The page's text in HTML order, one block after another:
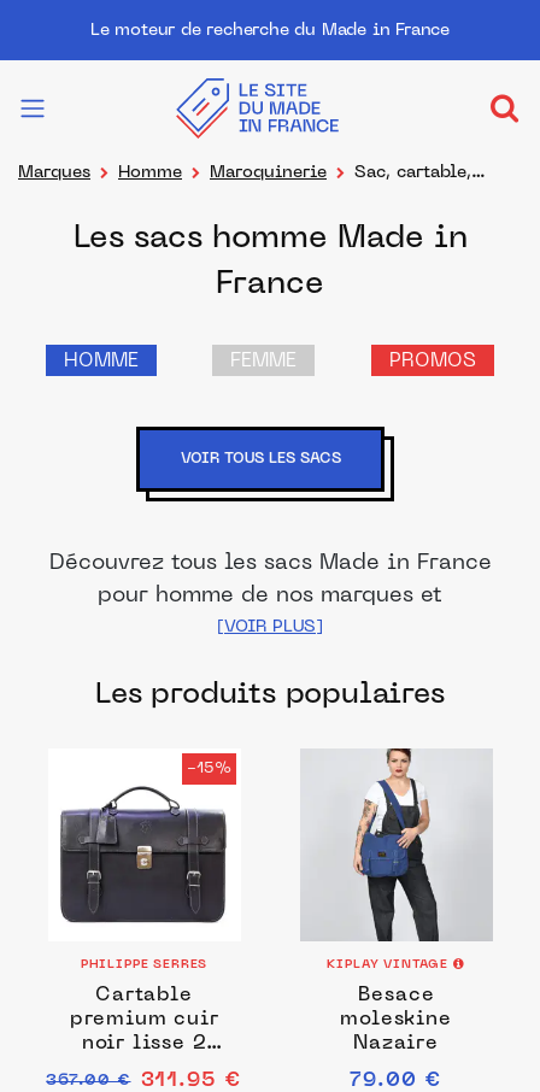
Le moteur de recherche du Made in France
Marques Homme Maroquinerie Sac, cartable,
Les sacs homme Made in
France
HOMME FEMME PROMOS
VOIR TOUS LES SACS
Découvrez tous les sacs Made in France
pour homme de nos marques et
distributeurs partenaires. Des produits
manufactures français pour chacune de
Les produits populaires
-15%
PHILIPPE SERRES
Cartable
premium cuir
noir lisse 2
soufflets 54180
367.00 € 311.95 €
KIPLAY VINTAGE
Besace
moleskine
Nazaire
79.00 €